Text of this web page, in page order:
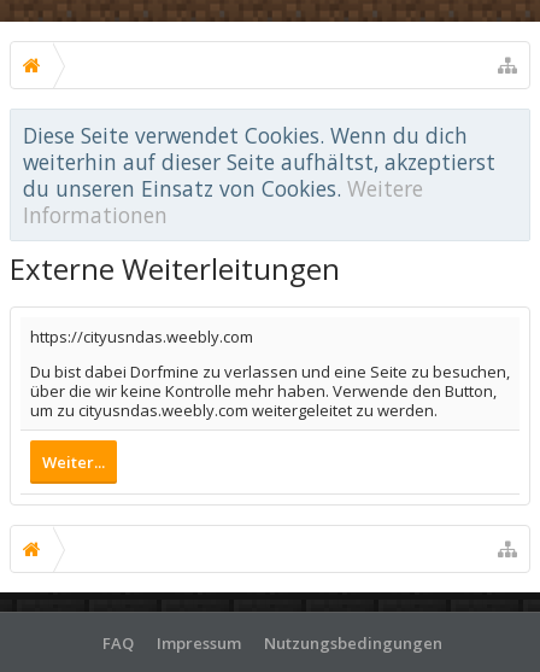
Diese Seite verwendet Cookies. Wenn du dich
weiterhin auf dieser Seite aufhältst, akzeptierst
du unseren Einsatz von Cookies. Weitere
Informationen
Externe Weiterleitungen
https://cityusndas.weebly.com
Du bist dabei Dorfmine zu verlassen und eine Seite zu besuchen,
über die wir keine Kontrolle mehr haben. Verwende den Button,
um zu cityusndas.weebly.com weitergeleitet zu werden.
Weiter...
FAQ Impressum Nutzungsbedingungen